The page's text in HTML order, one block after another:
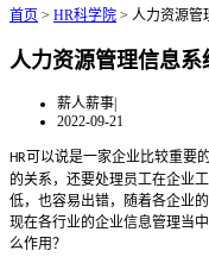
首页 > HR科学院 > 人力资源管
人力资源管理信息系
薪人薪事|
2022-09-21
HR可以说是一家企业比较重要
的关系，还要处理员工在企业
低，也容易出错，随着各企业
现在各行业的企业信息管理当
么作用？